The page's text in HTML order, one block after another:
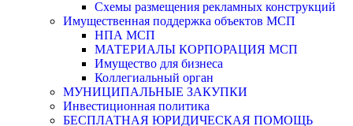
Схемы размещения рекламных конструкций
Имущественная поддержка объектов МСП
НПА МСП
МАТЕРИАЛЫ КОРПОРАЦИЯ МСП
Имущество для бизнеса
Коллегиальный орган
МУНИЦИПАЛЬНЫЕ ЗАКУПКИ
Инвестиционная политика
БЕСПЛАТНАЯ ЮРИДИЧЕСКАЯ ПОМОЩЬ